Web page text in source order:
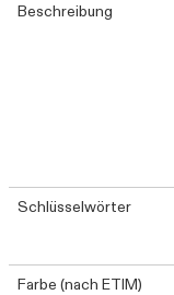
Beschreibung
Schlüsselwörter
Farbe (nach ETIM)